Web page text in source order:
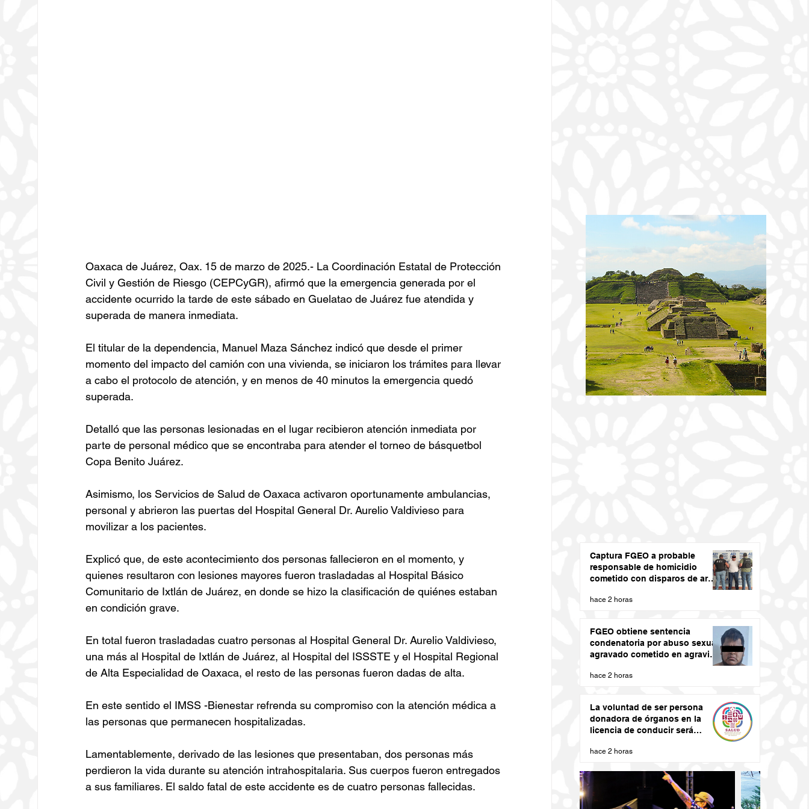
Oaxaca de Juárez, Oax. 15 de marzo de 2025.- La Coordinación Estatal de Protección
Civil y Gestión de Riesgo (CEPCyGR), afirmó que la emergencia generada por el
accidente ocurrido la tarde de este sábado en Guelatao de Juárez fue atendida y
superada de manera inmediata.
El titular de la dependencia, Manuel Maza Sánchez indicó que desde el primer
momento del impacto del camión con una vivienda, se iniciaron los trámites para llevar
a cabo el protocolo de atención, y en menos de 40 minutos la emergencia quedó
superada.
Detalló que las personas lesionadas en el lugar recibieron atención inmediata por
parte de personal médico que se encontraba para atender el torneo de básquetbol
Copa Benito Juárez.
Asimismo, los Servicios de Salud de Oaxaca activaron oportunamente ambulancias,
personal y abrieron las puertas del Hospital General Dr. Aurelio Valdivieso para
movilizar a los pacientes.
Explicó que, de este acontecimiento dos personas fallecieron en el momento, y
quienes resultaron con lesiones mayores fueron trasladadas al Hospital Básico
Comunitario de Ixtlán de Juárez, en donde se hizo la clasificación de quiénes estaban
en condición grave.
En total fueron trasladadas cuatro personas al Hospital General Dr. Aurelio Valdivieso,
una más al Hospital de Ixtlán de Juárez, al Hospital del ISSSTE y el Hospital Regional
de Alta Especialidad de Oaxaca, el resto de las personas fueron dadas de alta.
En este sentido el IMSS -Bienestar refrenda su compromiso con la atención médica a
las personas que permanecen hospitalizadas.
Lamentablemente, derivado de las lesiones que presentaban, dos personas más
perdieron la vida durante su atención intrahospitalaria. Sus cuerpos fueron entregados
a sus familiares. El saldo fatal de este accidente es de cuatro personas fallecidas.
Captura FGEO a probable
responsable de homicidio
cometido con disparos de arma
hace 2 horas
FGEO obtiene sentencia
condenatoria por abuso sexual
agravado cometido en agravio
Costa de Oaxaca
hace 2 horas
La voluntad de ser persona
donadora de órganos en la
licencia de conducir será
hace 2 horas